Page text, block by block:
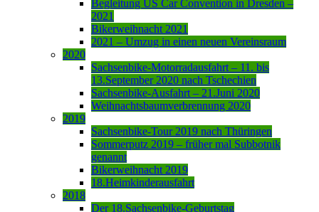
Begleitung US Car Convention in Dresden –
2021
Bikerweihnacht 2021
2021 – Umzug in einen neuen Vereinsraum
2020
Sachsenbike-Motorradausfahrt – 11. bis
13.September 2020 nach Tschechien
Sachsenbike-Ausfahrt – 21.Juni 2020
Weihnachtsbaumverbrennung 2020
2019
Sachsenbike-Tour 2019 nach Thüringen
Sommerputz 2019 – früher mal Subbotnik
genannt
Bikerweihnacht 2019
18.Heimkinderausfahrt
2018
Der 18.Sachsenbike-Geburtstag